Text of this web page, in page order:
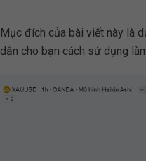
Mục đích của bài viết này là
dẫn cho bạn cách sử dụng